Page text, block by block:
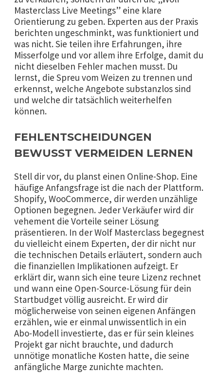
Masterclass Live Meetings” eine klare
Orientierung zu geben. Experten aus der Praxis
berichten ungeschminkt, was funktioniert und
was nicht. Sie teilen ihre Erfahrungen, ihre
Misserfolge und vor allem ihre Erfolge, damit du
nicht dieselben Fehler machen musst. Du
lernst, die Spreu vom Weizen zu trennen und
erkennst, welche Angebote substanzlos sind
und welche dir tatsächlich weiterhelfen
können.
FEHLENTSCHEIDUNGEN
BEWUSST VERMEIDEN LERNEN
Stell dir vor, du planst einen Online-Shop. Eine
häufige Anfangsfrage ist die nach der Plattform.
Shopify, WooCommerce, dir werden unzählige
Optionen begegnen. Jeder Verkäufer wird dir
vehement die Vorteile seiner Lösung
präsentieren. In der Wolf Masterclass begegnest
du vielleicht einem Experten, der dir nicht nur
die technischen Details erläutert, sondern auch
die finanziellen Implikationen aufzeigt. Er
erklärt dir, wann sich eine teure Lizenz rechnet
und wann eine Open-Source-Lösung für dein
Startbudget völlig ausreicht. Er wird dir
möglicherweise von seinen eigenen Anfängen
erzählen, wie er einmal unwissentlich in ein
Abo-Modell investierte, das er für sein kleines
Projekt gar nicht brauchte, und dadurch
unnötige monatliche Kosten hatte, die seine
anfängliche Marge zunichte machten.